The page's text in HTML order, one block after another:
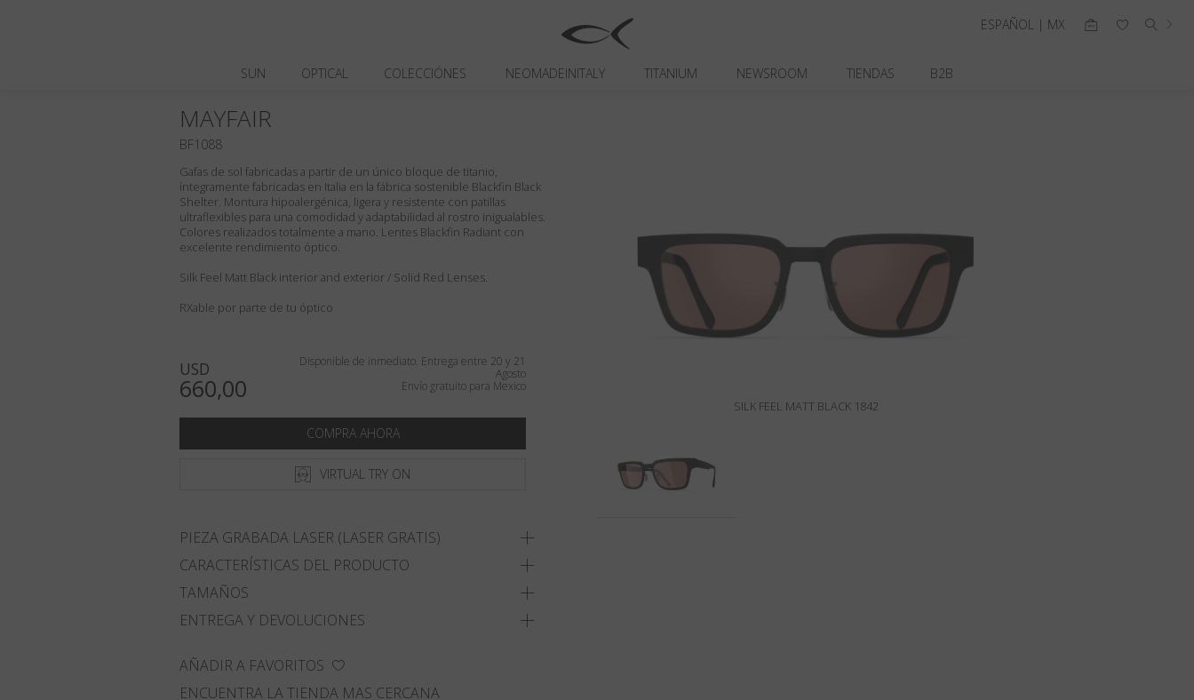
SUN OPTICAL COLECCIÓNES NEOMADEINITALY TITANIUM NEWSROOM TIENDAS B2B
ESPAÑOL | MX
SILK FEEL MATT BLACK 1842
Gafas de sol fabricadas a partir de un único bloque de titanio,
íntegramente fabricadas en Italia en la fábrica sostenible Blackfin Black
Shelter. Montura hipoalergénica, ligera y resistente con patillas
ultraflexibles para una comodidad y adaptabilidad al rostro inigualables.
Colores realizados totalmente a mano. Lentes Blackfin Radiant con
excelente rendimiento óptico.
Silk Feel Matt Black interior and exterior / Solid Red Lenses.
RXable por parte de tu óptico
USD
660,00
Disponible de inmediato. Entrega entre 20 y 21
Agosto
Envío gratuito para Mexico
COMPRA AHORA
VIRTUAL TRY ON
PIEZA GRABADA LASER (LASER GRATIS)
CARACTERÍSTICAS DEL PRODUCTO
TAMAÑOS
ENTREGA Y DEVOLUCIONES
AÑADIR A FAVORITOS
ENCUENTRA LA TIENDA MAS CERCANA
MAYFAIR
BF1088